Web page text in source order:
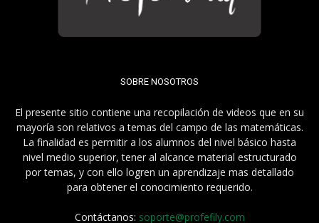
SOBRE NOSOTROS
El presente sitio contiene una recopilación de videos que en su
mayoría son relativos a temas del campo de las matemáticas.
La finalidad es permitir a los alumnos del nivel básico hasta
nivel medio superior, tener al alcance material estructurado
por temas, y con ello logren un aprendizaje mas detallado
para obtener el conocimiento requerido.
Contáctanos: soporte@profefily.com